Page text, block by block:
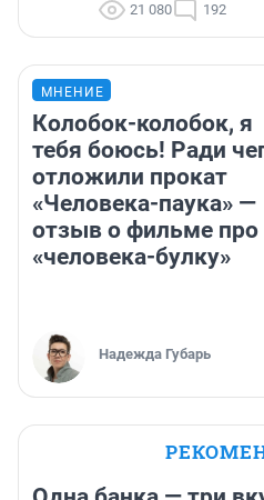
21 080 192
МНЕНИЕ
Колобок-колобок, я
тебя боюсь! Ради
отложили прокат
«Человека-паука» —
отзыв о фильме про
«человека-булку»
Надежда Губарь